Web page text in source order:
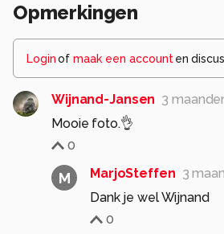
Opmerkingen
Loginof maak een account en
Wijnand-Jansen 3
Mooie foto.👌
0
M MarjoSteffen 3
Dank je wel Wijnand
0